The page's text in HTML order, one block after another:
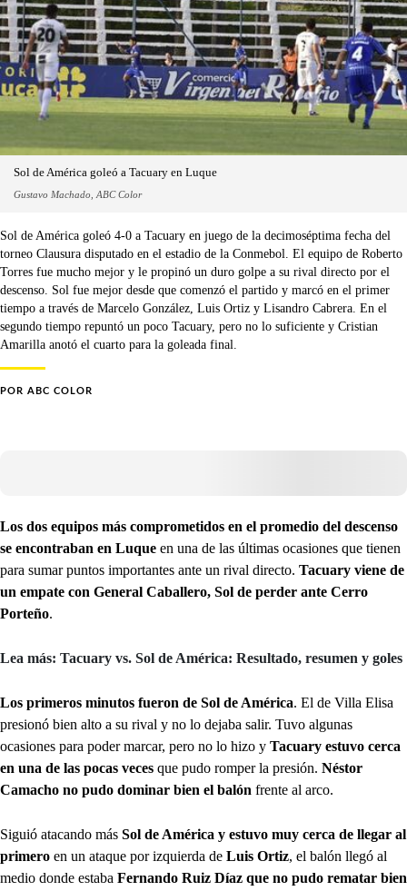
Sol de América goleó a Tacuary en Luque
Gustavo Machado, ABC Color
Sol de América goleó 4-0 a Tacuary en juego de la decimoséptima fecha del
torneo Clausura disputado en el estadio de la Conmebol. El equipo de Roberto
Torres fue mucho mejor y le propinó un duro golpe a su rival directo por el
descenso. Sol fue mejor desde que comenzó el partido y marcó en el primer
tiempo a través de Marcelo González, Luis Ortiz y Lisandro Cabrera. En el
segundo tiempo repuntó un poco Tacuary, pero no lo suficiente y Cristian
Amarilla anotó el cuarto para la goleada final.
POR ABC COLOR
Los dos equipos más comprometidos en el promedio del descenso
se encontraban en Luque en una de las últimas ocasiones que tienen
para sumar puntos importantes ante un rival directo. Tacuary viene de
un empate con General Caballero, Sol de perder ante Cerro
Porteño.
Lea más: Tacuary vs. Sol de América: Resultado, resumen y goles
Los primeros minutos fueron de Sol de América. El de Villa Elisa
presionó bien alto a su rival y no lo dejaba salir. Tuvo algunas
ocasiones para poder marcar, pero no lo hizo y Tacuary estuvo cerca
en una de las pocas veces que pudo romper la presión. Néstor
Camacho no pudo dominar bien el balón frente al arco.
Siguió atacando más Sol de América y estuvo muy cerca de llegar al
primero en un ataque por izquierda de Luis Ortiz, el balón llegó al
medio donde estaba Fernando Ruiz Díaz que no pudo rematar bien